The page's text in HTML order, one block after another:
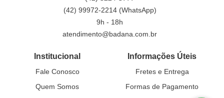
(42) 99972-2214 (WhatsApp)
9h - 18h
atendimento@badana.com.br
Institucional
Fale Conosco
Quem Somos
Informações Úteis
Fretes e Entrega
Formas de Pagamento